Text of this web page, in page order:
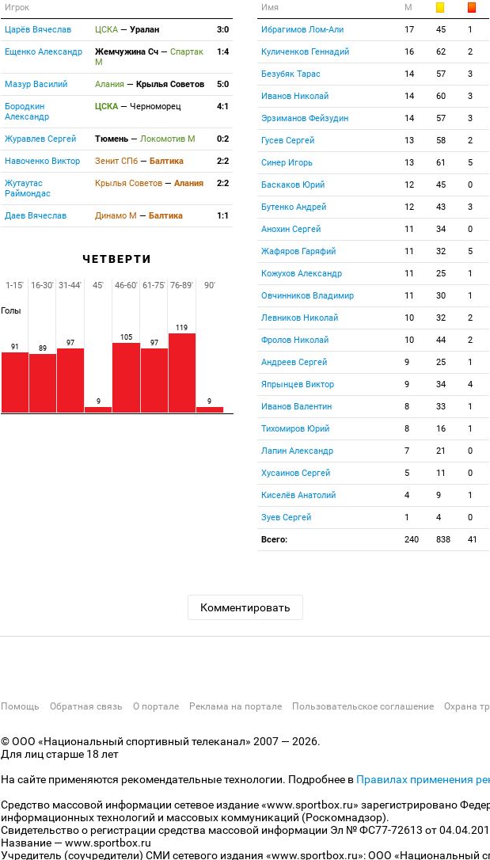
Игрок
Царёв Вячеслав ЦСКА — Уралан 3:0
Ещенко Александр Жемчужина Сч — Спартак
М
1:4
Мазур Василий Алания — Крылья Советов 5:0
Бородкин
Александр
ЦСКА— Черноморец 4:1
Журавлев Сергей Тюмень — Локомотив М 0:2
Навоченко Виктор Зенит СПб — Балтика 2:2
Жутаутас
Раймондас
Крылья Советов — Алания 2:2
Даев Вячеслав Динамо М — Балтика 1:1
ЧЕТВЕРТИ
Голы
91 89
97
9
105
97
119
9
1-15' 16-30' 31-44' 45' 46-60' 61-75' 76-89' 90'
Имя М
Ибрагимов Лом-Али 17 45 1
Куличенков Геннадий 16 62 2
Безубяк Тарас 14 57 3
Иванов Николай 14 60 3
Эрзиманов Фейзудин 14 57 3
Гусев Сергей 13 58 2
Синер Игорь 13 61 5
Баскаков Юрий 12 45 0
Бутенко Андрей 12 43 3
Анохин Сергей 11 34 0
Жафяров Гаряфий 11 32 5
Кожухов Александр 11 25 1
Овчинников Владимир 11 30 1
Левников Николай 10 32 2
Фролов Николай 10 44 2
Андреев Сергей 9 25 1
Япрынцев Виктор 9 34 4
Иванов Валентин 8 33 1
Тихомиров Юрий 8 16 1
Лапин Александр 7 21 0
Хусаинов Сергей 5 11 0
Киселёв Анатолий 4 9 1
Зуев Сергей 1 4 0
Всего: 240 838 41
Комментировать
Помощь Обратная связь О портале Реклама на портале Пользовательское соглашение Охрана
© ООО «Национальный спортивный телеканал» 2007 — 2026.
Для лиц старше 18 лет
На сайте применяются рекомендательные технологии. Подробнее в Правилах применения
Средство массовой информации сетевое издание «www.sportbox.ru» зарегистрировано
информационных технологий и массовых коммуникаций (Роскомнадзор).
Свидетельство о регистрации средства массовой информации Эл № ФС77-72613 от
Название — www.sportbox.ru
Учредитель (соучредители) СМИ сетевого издания «www.sportbox.ru»: ООО «Национальный